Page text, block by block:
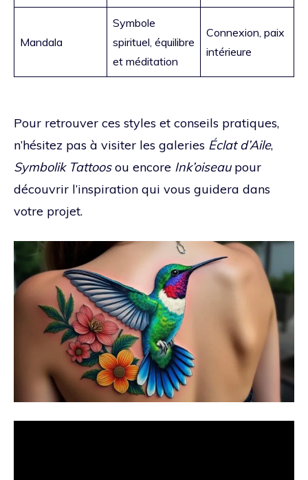
Mandala
Symbole
spirituel, équilibre
et méditation
Connexion, paix
intérieure
Pour retrouver ces styles et conseils pratiques,
n’hésitez pas à visiter les galeries Éclat d’Aile,
Symbolik Tattoosou encore Ink’oiseaupour
découvrir l’inspiration qui vous guidera dans
votre projet.